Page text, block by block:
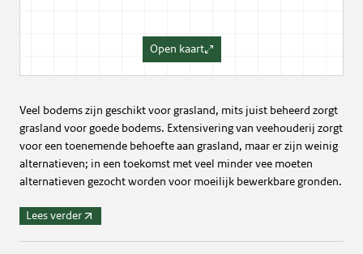
Open kaart
Veel bodems zijn geschikt voor grasland, mits juist beheerd zorgt
grasland voor goede bodems. Extensivering van veehouderij zorgt
voor een toenemende behoefte aan grasland, maar er zijn weinig
alternatieven; in een toekomst met veel minder vee moeten
alternatieven gezocht worden voor moeilijk bewerkbare gronden.
Lees verder